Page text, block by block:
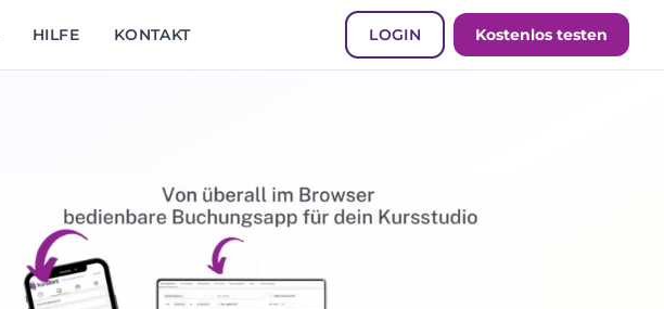
HILFE KONTAKT LOGIN Kostenlos testen